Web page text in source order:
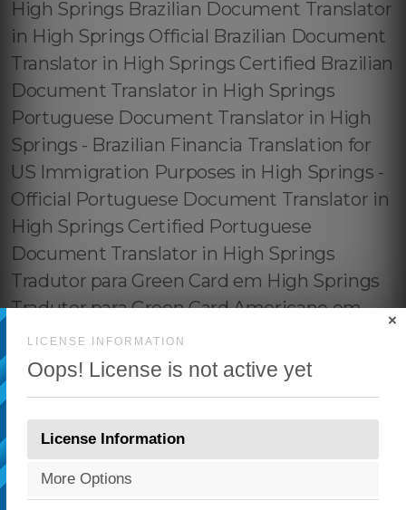
LICENSE INFORMATION
Oops! License is not active yet
×
License Information
More Options